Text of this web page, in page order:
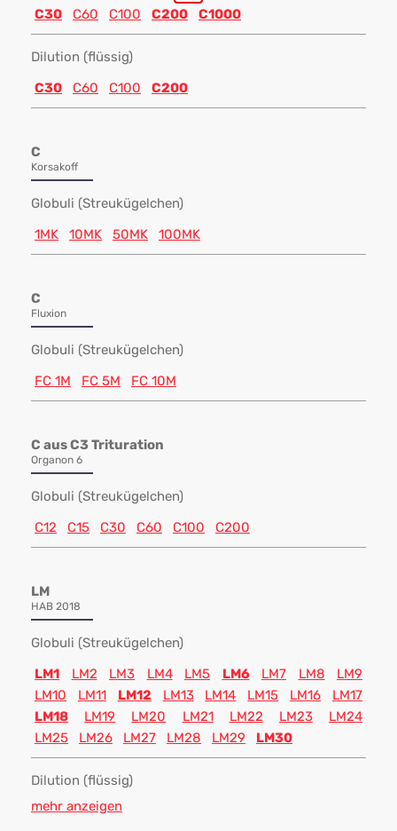
C30
C60 C100 C200 C1000
Dilution (flüssig)
C30
C60 C100 C200
C
Korsakoff
Globuli (Streukügelchen)
1MK
10MK 50MK 100MK
C
Fluxion
Globuli (Streukügelchen)
FC 1M
FC 5M FC 10M
C aus C3 Trituration
Organon 6
Globuli (Streukügelchen)
C12
C15 C30 C60 C100 C200
LM
HAB 2018
Globuli (Streukügelchen)
LM1
LM2 LM3 LM4 LM5 LM6 LM7 LM8
LM9
LM10
LM11 LM12 LM13 LM14 LM15 LM16
LM17
LM18
LM19 LM20 LM21 LM22 LM23
LM24
LM25
LM26 LM27 LM28 LM29 LM30
Dilution (flüssig)
mehr anzeigen